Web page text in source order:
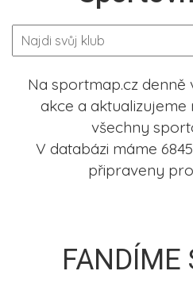
Na sportmap.cz
akce a
všechny
V databázi máme
připraveny
FANDÍME